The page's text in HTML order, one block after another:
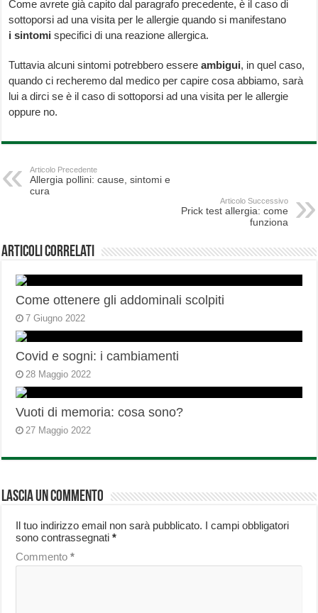
Come avrete già capito dal paragrafo precedente, è il caso di
sottoporsi ad una visita per le allergie quando si manifestano
i sintomi specifici di una reazione allergica.
Tuttavia alcuni sintomi potrebbero essereambigui, in quel caso,
quando ci recheremo dal medico per capire cosa abbiamo, sarà
lui a dirci se è il caso di sottoporsi ad una visita per le allergie
oppure no.
Articolo Precedente
Allergia pollini: cause, sintomi e
cura
Articolo Successivo
Prick test allergia: come
funziona
Articoli correlati
Come ottenere gli addominali scolpiti
7 Giugno 2022
Covid e sogni: i cambiamenti
28 Maggio 2022
Vuoti di memoria: cosa sono?
27 Maggio 2022
Lascia un commento
Il tuo indirizzo email non sarà pubblicato. I campi obbligatori
sono contrassegnati*
Commento*